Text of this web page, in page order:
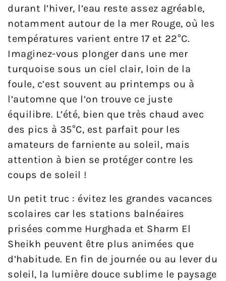
durant l’hiver, l’eau reste assez agréable,
notamment autour de la mer Rouge, où les
températures varient entre 17 et 22°C.
Imaginez-vous plonger dans une mer
turquoise sous un ciel clair, loin de la
foule, c’est souvent au printemps ou à
l’automne que l’on trouve ce juste
équilibre. L’été, bien que très chaud avec
des pics à 35°C, est parfait pour les
amateurs de farniente au soleil, mais
attention à bien se protéger contre les
coups de soleil !
Un petit truc : évitez les grandes vacances
scolaires car les stations balnéaires
prisées comme Hurghada et Sharm El
Sheikh peuvent être plus animées que
d’habitude. En fin de journée ou au lever du
soleil, la lumière douce sublime le paysage